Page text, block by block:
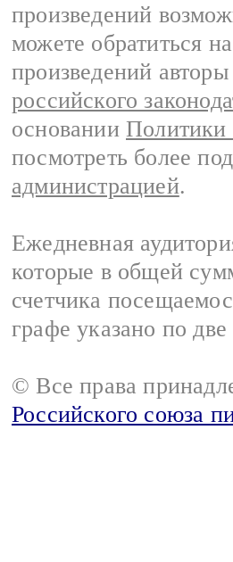
произведений
можете обратиться
произведений
российского
основании Политики
посмотреть более
администрацией.
Ежедневная
которые в общей
счетчика
графе указано по
© Все права
Российского союза